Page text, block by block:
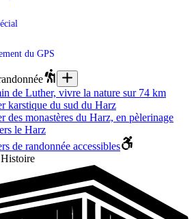
du GPS
de Luther, vivre la nature sur 74 km
karstique du sud du Harz
des monastères du Harz, en pèlerinage
le Harz
de randonnée accessibles